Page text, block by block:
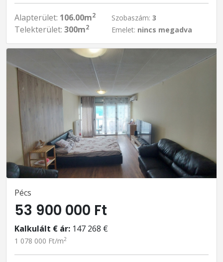
Alapterület: 106.00m2
Telekterület: 300m2
Szobaszám: 3
Emelet: nincs megadva
Pécs
53 900 000 Ft
Kalkulált € ár: 147 268 €
1 078 000 Ft/m2